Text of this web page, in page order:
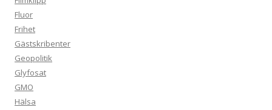
Fluor
Frihet
Gästskribenter
Geopolitik
Glyfosat
GMO
Hälsa